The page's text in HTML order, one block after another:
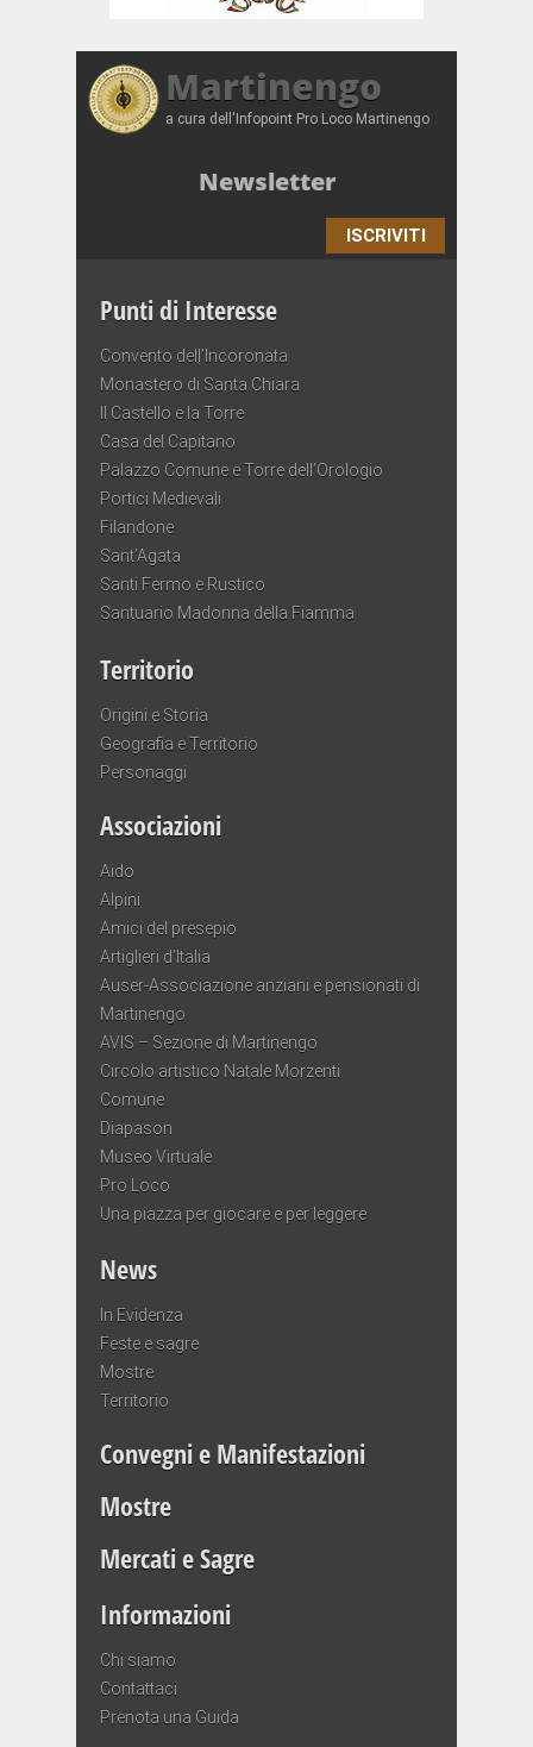
Martinengo
a cura dell'Infopoint Pro Loco Martinengo
Newsletter
ISCRIVITI
Punti di Interesse
Convento dell’Incoronata
Monastero di Santa Chiara
Il Castello e la Torre
Casa del Capitano
Palazzo Comune e Torre dell’Orologio
Portici Medievali
Filandone
Sant’Agata
Santi Fermo e Rustico
Santuario Madonna della Fiamma
Territorio
Origini e Storia
Geografia e Territorio
Personaggi
Associazioni
Aido
Alpini
Amici del presepio
Artiglieri d’Italia
Auser-Associazione anziani e pensionati di
Martinengo
AVIS – Sezione di Martinengo
Circolo artistico Natale Morzenti
Comune
Diapason
Museo Virtuale
Pro Loco
Una piazza per giocare e per leggere
News
In Evidenza
Feste e sagre
Mostre
Territorio
Convegni e Manifestazioni
Mostre
Mercati e Sagre
Informazioni
Chi siamo
Contattaci
Prenota una Guida